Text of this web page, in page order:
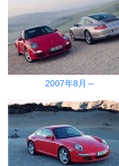
2007年8月～